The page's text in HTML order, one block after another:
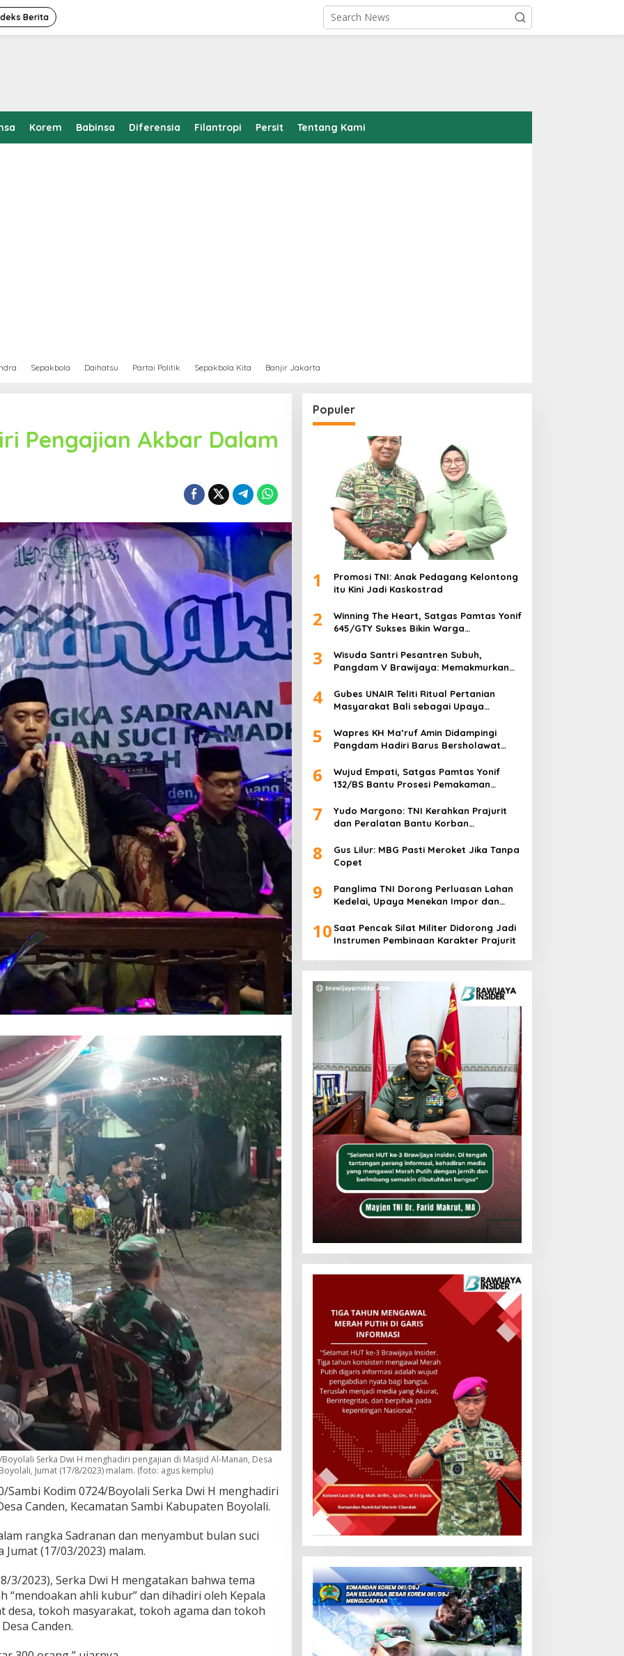
Berita
Korem Babinsa Diferensia Filantropi Persit Tentang Kami
Sepakbola Daihatsu Partai Politik Sepakbola Kita Banjir Jakarta
Pengajian Akbar Dalam
Serka Dwi H menghadiri pengajian di Masjid Al-Manan, Desa
Jumat (17/8/2023) malam. (foto: agus kemplu)
Sambi Kodim 0724/Boyolali Serka Dwi H menghadiri
Canden, Kecamatan Sambi Kabupaten Boyolali.
rangka Sadranan dan menyambut bulan suci
Jumat (17/03/2023) malam.
3/2023), Serka Dwi H mengatakan bahwa tema
“mendoakan ahli kubur” dan dihadiri oleh Kepala
desa, tokoh masyarakat, tokoh agama dan tokoh
Canden.
Populer
1
Promosi TNI: Anak Pedagang Kelontong
itu Kini Jadi Kaskostrad
2
Winning The Heart, Satgas Pamtas Yonif
645/GTY Sukses Bikin Warga
3
Wisuda Santri Pesantren Subuh,
Pangdam V Brawijaya: Memakmurkan
4
Gubes UNAIR Teliti Ritual Pertanian
Masyarakat Bali sebagai Upaya
5
Wapres KH Ma’ruf Amin Didampingi
Pangdam Hadiri Barus Bersholawat
6
Wujud Empati, Satgas Pamtas Yonif
132/BS Bantu Prosesi Pemakaman
7
Yudo Margono: TNI Kerahkan Prajurit
dan Peralatan Bantu Korban
8
Gus Lilur: MBG Pasti Meroket Jika Tanpa
Copet
9
Panglima TNI Dorong Perluasan Lahan
Kedelai, Upaya Menekan Impor dan
10 Saat Pencak Silat Militer Didorong Jadi
Instrumen Pembinaan Karakter Prajurit